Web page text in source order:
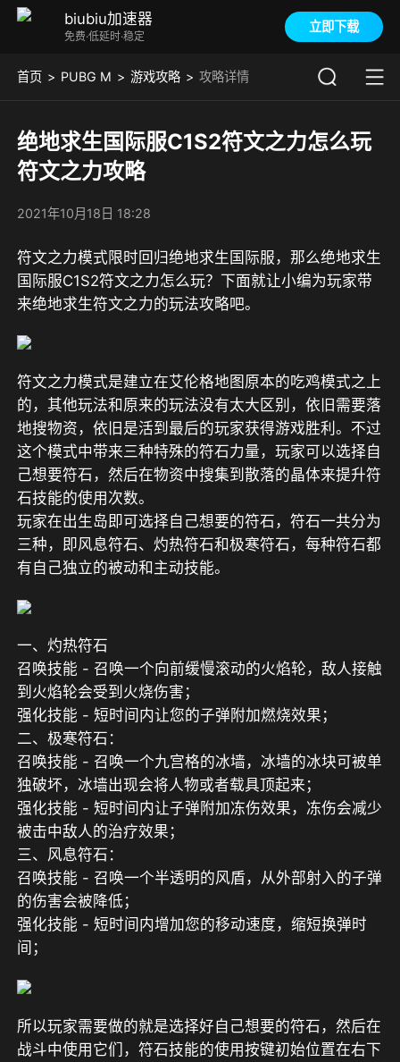
biubiu加速器
免费·低延时·稳定
立即下载
首页 PUBG M 游戏攻略 攻略详情
绝地求生国际服C1S2符文之力怎么玩
符文之力攻略
2021年10月18日 18:28
符文之力模式限时回归绝地求生国际服，那么绝地求生
国际服C1S2符文之力怎么玩？下面就让小编为玩家带
来绝地求生符文之力的玩法攻略吧。
符文之力模式是建立在艾伦格地图原本的吃鸡模式之上
的，其他玩法和原来的玩法没有太大区别，依旧需要落
地搜物资，依旧是活到最后的玩家获得游戏胜利。不过
这个模式中带来三种特殊的符石力量，玩家可以选择自
己想要符石，然后在物资中搜集到散落的晶体来提升符
石技能的使用次数。
玩家在出生岛即可选择自己想要的符石，符石一共分为
三种，即风息符石、灼热符石和极寒符石，每种符石都
有自己独立的被动和主动技能。
一、灼热符石
召唤技能 - 召唤一个向前缓慢滚动的火焰轮，敌人接触
到火焰轮会受到火烧伤害；
强化技能 - 短时间内让您的子弹附加燃烧效果；
二、极寒符石：
召唤技能 - 召唤一个九宫格的冰墙，冰墙的冰块可被单
独破坏，冰墙出现会将人物或者载具顶起来；
强化技能 - 短时间内让子弹附加冻伤效果，冻伤会减少
被击中敌人的治疗效果；
三、风息符石：
召唤技能 - 召唤一个半透明的风盾，从外部射入的子弹
的伤害会被降低；
强化技能 - 短时间内增加您的移动速度，缩短换弹时
间；
所以玩家需要做的就是选择好自己想要的符石，然后在
战斗中使用它们，符石技能的使用按键初始位置在右下